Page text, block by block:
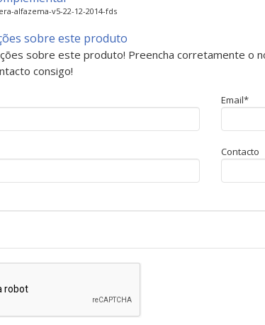
alfazema-v5-22-12-2014-fds
sobre este produto
sobre este produto! Preencha corretamente o
consigo!
Email*
Contacto